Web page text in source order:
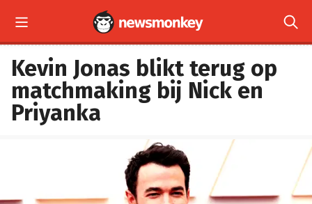
 
Kevin Jonas blikt terug op
matchmaking bij Nick en
Priyanka